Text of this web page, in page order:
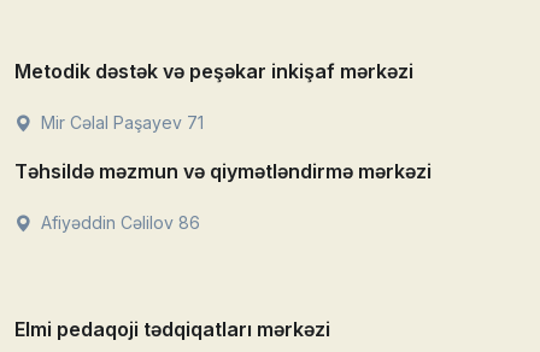
Metodik dəstək və peşəkar inkişaf mərkəzi
Mir Cəlal Paşayev 71
Təhsildə məzmun və qiymətləndirmə mərkəzi
Afiyəddin Cəlilov 86
Elmi pedaqoji tədqiqatları mərkəzi